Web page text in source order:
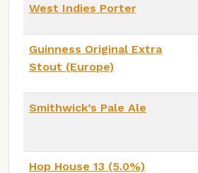
West Indies Porter
Guinness Original Extra
Stout (Europe)
Smithwick’s Pale Ale
Hop House 13 (5.0%)